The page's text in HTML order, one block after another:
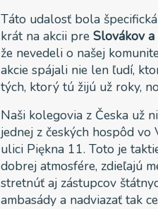
Táto udalosť bola
krát na akcii preSlovákov a
že nevedeli o našej
akcie spájali nie len ľudí,
tých, ktorý tú žijú už roky,
Naši kolegovia z Česka už
jednej z českých hospôd
ulici Piękna 11. Toto je
dobrej atmosfére, zdieľajú
stretnúť aj zástupcov
ambasády a nadviazať tak